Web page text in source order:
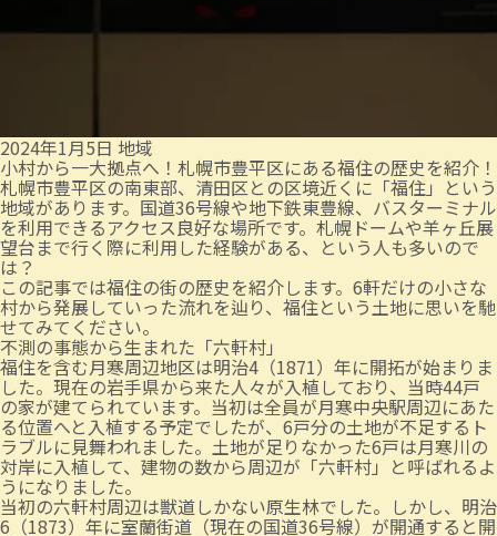
2024年1月5日 地域
小村から一大拠点へ！札幌市豊平区にある福住の歴史を紹介！
札幌市豊平区の南東部、清田区との区境近くに「福住」という
地域があります。国道36号線や地下鉄東豊線、バスターミナル
を利用できるアクセス良好な場所です。札幌ドームや羊ヶ丘展
望台まで行く際に利用した経験がある、という人も多いので
は？
この記事では福住の街の歴史を紹介します。6軒だけの小さな
村から発展していった流れを辿り、福住という土地に思いを馳
せてみてください。
不測の事態から生まれた「六軒村」
福住を含む月寒周辺地区は明治4（1871）年に開拓が始まりま
した。現在の岩手県から来た人々が入植しており、当時44戸
の家が建てられています。当初は全員が月寒中央駅周辺にあた
る位置へと入植する予定でしたが、6戸分の土地が不足するト
ラブルに見舞われました。土地が足りなかった6戸は月寒川の
対岸に入植して、建物の数から周辺が「六軒村」と呼ばれるよ
うになりました。
当初の六軒村周辺は獣道しかない原生林でした。しかし、明治
6（1873）年に室蘭街道（現在の国道36号線）が開通すると開